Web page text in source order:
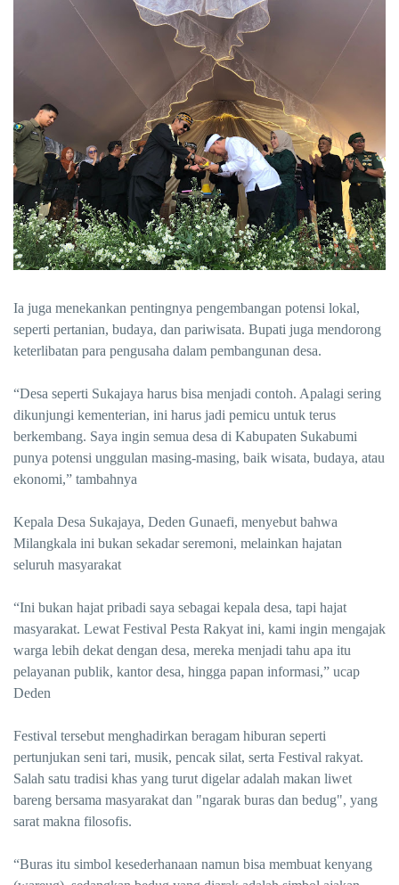
Ia juga menekankan pentingnya pengembangan potensi lokal,
seperti pertanian, budaya, dan pariwisata. Bupati juga mendorong
keterlibatan para pengusaha dalam pembangunan desa.
“Desa seperti Sukajaya harus bisa menjadi contoh. Apalagi sering
dikunjungi kementerian, ini harus jadi pemicu untuk terus
berkembang. Saya ingin semua desa di Kabupaten Sukabumi
punya potensi unggulan masing-masing, baik wisata, budaya, atau
ekonomi,” tambahnya
Kepala Desa Sukajaya, Deden Gunaefi, menyebut bahwa
Milangkala ini bukan sekadar seremoni, melainkan hajatan
seluruh masyarakat
“Ini bukan hajat pribadi saya sebagai kepala desa, tapi hajat
masyarakat. Lewat Festival Pesta Rakyat ini, kami ingin mengajak
warga lebih dekat dengan desa, mereka menjadi tahu apa itu
pelayanan publik, kantor desa, hingga papan informasi,” ucap
Deden
Festival tersebut menghadirkan beragam hiburan seperti
pertunjukan seni tari, musik, pencak silat, serta Festival rakyat.
Salah satu tradisi khas yang turut digelar adalah makan liwet
bareng bersama masyarakat dan "ngarak buras dan bedug", yang
sarat makna filosofis.
“Buras itu simbol kesederhanaan namun bisa membuat kenyang